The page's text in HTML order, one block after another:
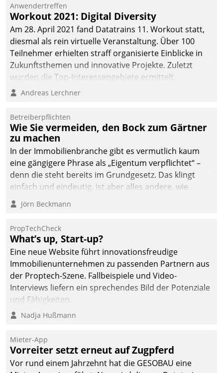
Cloud-Strategien und -
Lösungen mit hohem
Zukunftspotenzial.
Anwendertreffen
Workout 2021: Digital Diversity
Am 28. April 2021 fand Datatrains 11. Workout statt,
diesmal als rein virtuelle Veranstaltung. Über 100
Teilnehmer erhielten straff organisierte Einblicke in
Zukunftsthemen und innovative Projekte. Zuletzt
wurden die Top-Interessengebiete ermittelt.
Andreas Lerchner
Betreiberpflichten
Wie Sie vermeiden, den Bock zum Gärtner
zu machen
In der Immobilienbranche gibt es vermutlich kaum
eine gängigere Phrase als „Eigentum verpflichtet“ –
denn die steht bereits im Grundgesetz. Das klingt
einfach und eindeutig, ist aber alles andere, wie
Branchenbeschäftigte wissen. Denn mit der
Verantwortung folgen Verpflichtungen.
Jörn Beckmann
PropTechCheck
What’s up, Start-up?
Eine neue Website führt innovationsfreudige
Immobilienunternehmen zu passenden Partnern aus
der Proptech-Szene. Fallbeispiele und Video-
Interviews liefern ein sprechendes Bild der Potenziale
und Fähigkeiten.
Nadja Hußmann
Mieter-App
Vorreiter setzt erneut auf Zugpferd
Vor rund einem Jahrzehnt hat die GESOBAU eine